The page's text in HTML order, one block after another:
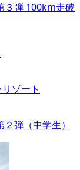
３弾 100km走破
ゾート
弾（中学生）